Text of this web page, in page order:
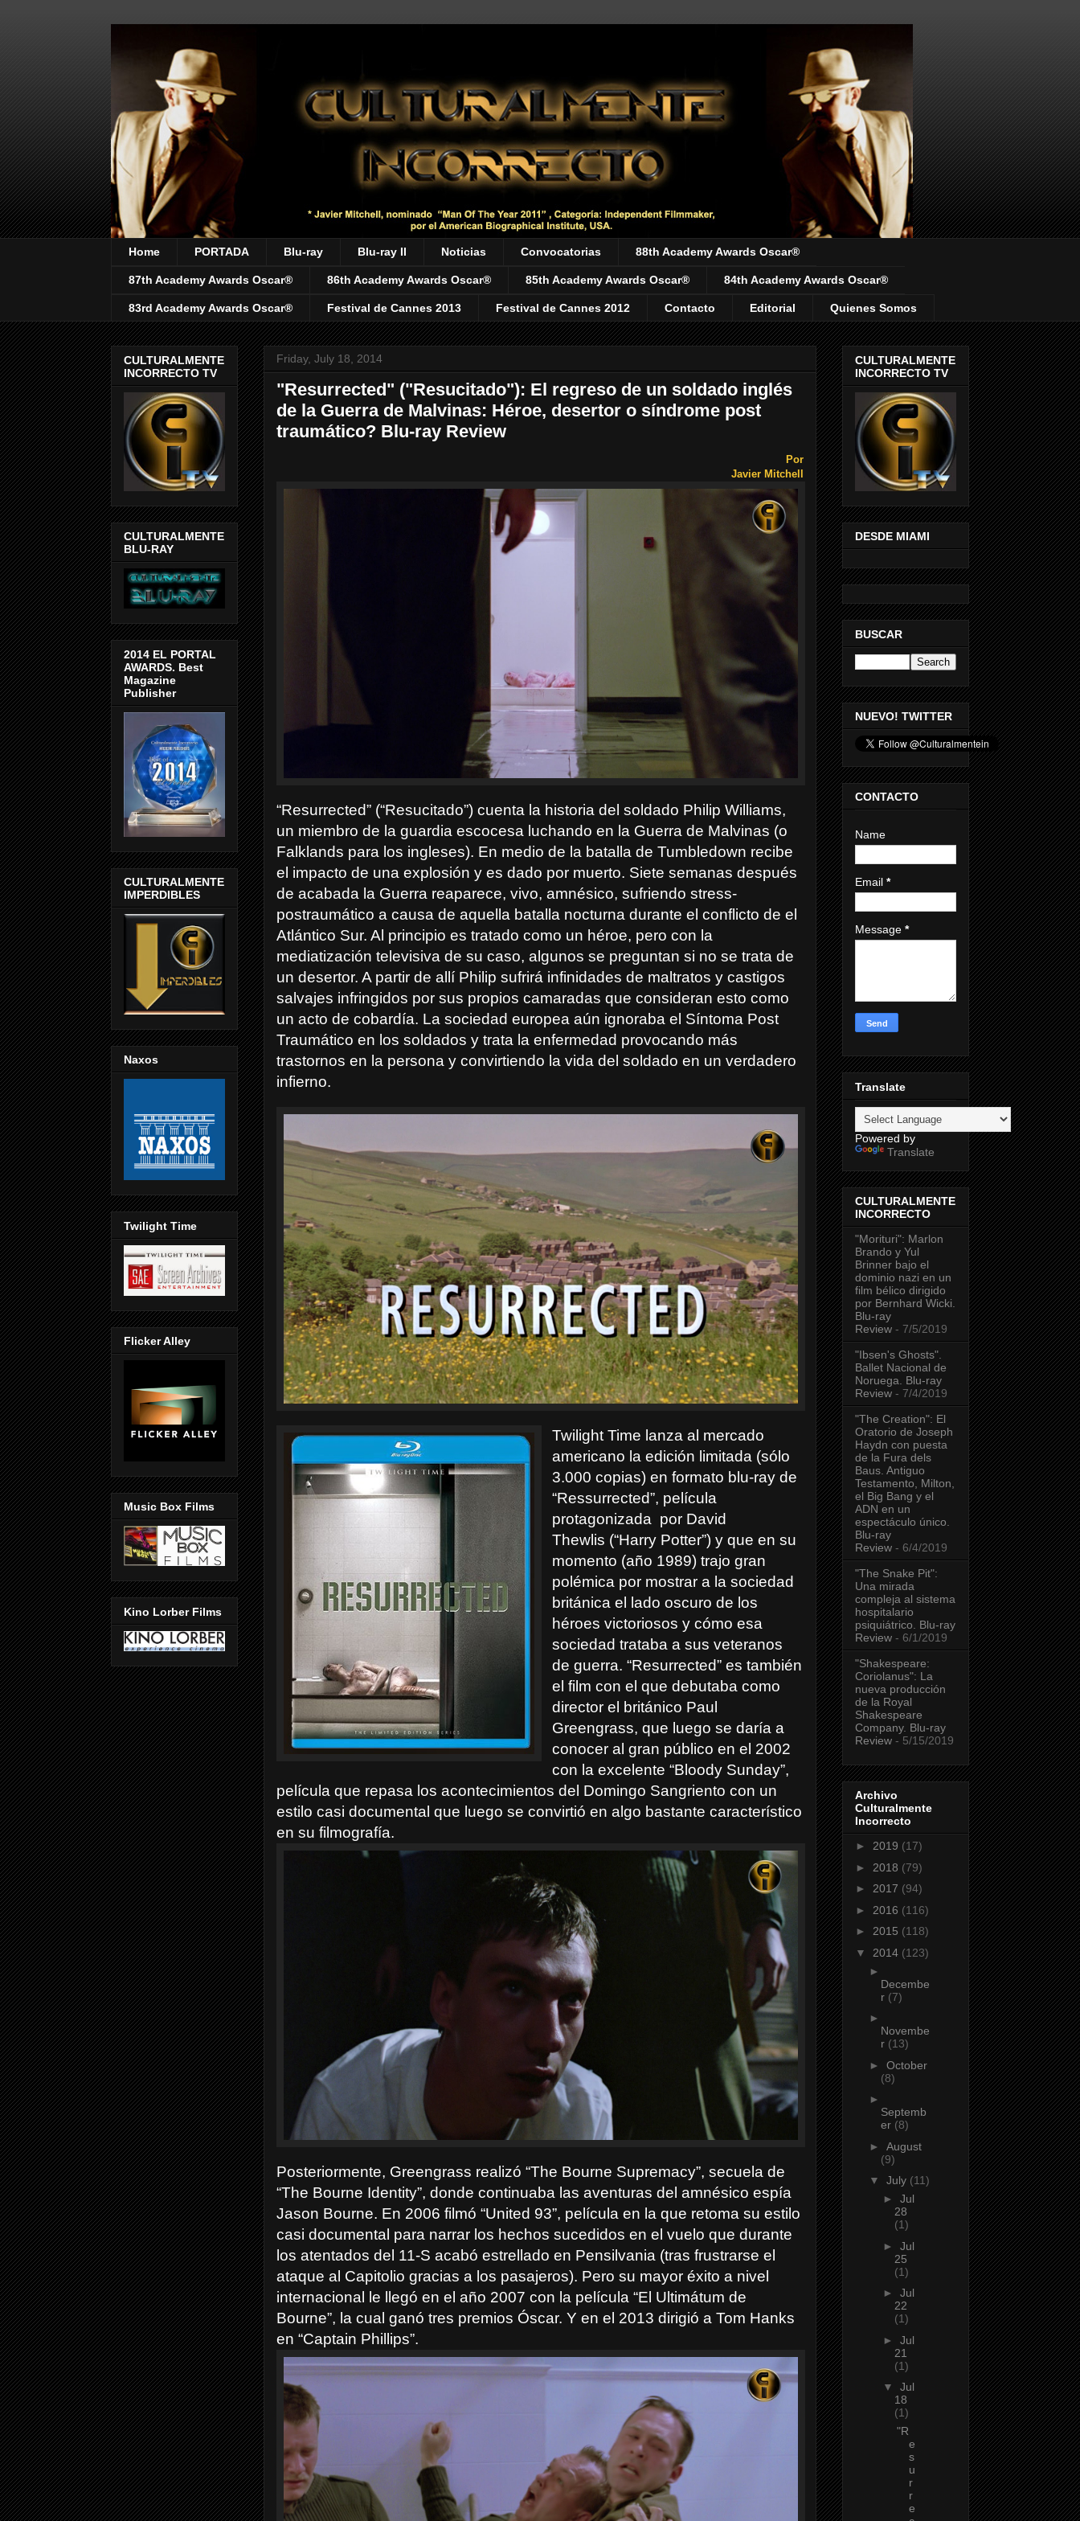
Home PORTADA Blu-ray Blu-ray II Noticias Convocatorias 88th Academy Awards Oscar®
87th Academy Awards Oscar® 86th Academy Awards Oscar® 85th Academy Awards Oscar® 84th Academy Awards Oscar®
83rd Academy Awards Oscar® Festival de Cannes 2013 Festival de Cannes 2012 Contacto Editorial Quienes Somos
Friday, July 18, 2014
"Resurrected" ("Resucitado"): El regreso de un soldado inglés
de la Guerra de Malvinas: Héroe, desertor o síndrome post
traumático? Blu-ray Review
Por
Javier Mitchell
“Resurrected” (“Resucitado”) cuenta la historia del soldado Philip Williams,
un miembro de la guardia escocesa luchando en la Guerra de Malvinas (o
Falklands para los ingleses). En medio de la batalla de Tumbledown recibe
el impacto de una explosión y es dado por muerto. Siete semanas después
de acabada la Guerra reaparece, vivo, amnésico, sufriendo stress-
postraumático a causa de aquella batalla nocturna durante el conflicto de el
Atlántico Sur. Al principio es tratado como un héroe, pero con la
mediatización televisiva de su caso, algunos se preguntan si no se trata de
un desertor. A partir de allí Philip sufrirá infinidades de maltratos y castigos
salvajes infringidos por sus propios camaradas que consideran esto como
un acto de cobardía. La sociedad europea aún ignoraba el Síntoma Post
Traumático en los soldados y trata la enfermedad provocando más
trastornos en la persona y convirtiendo la vida del soldado en un verdadero
infierno.
Twilight Time lanza al mercado
americano la edición limitada (sólo
3.000 copias) en formato blu-ray de
“Ressurrected”, película
protagonizada por David
Thewlis (“Harry Potter”) y que en su
momento (año 1989) trajo gran
polémica por mostrar a la sociedad
británica el lado oscuro de los
héroes victoriosos y cómo esa
sociedad trataba a sus veteranos
de guerra. “Resurrected” es también
el film con el que debutaba como
director el británico Paul
Greengrass, que luego se daría a
conocer al gran público en el 2002
con la excelente “Bloody Sunday”,
película que repasa los acontecimientos del Domingo Sangriento con un
estilo casi documental que luego se convirtió en algo bastante característico
en su filmografía.
Posteriormente, Greengrass realizó “The Bourne Supremacy”, secuela de
“The Bourne Identity”, donde continuaba las aventuras del amnésico espía
Jason Bourne. En 2006 filmó “United 93”, película en la que retoma su estilo
casi documental para narrar los hechos sucedidos en el vuelo que durante
los atentados del 11-S acabó estrellado en Pensilvania (tras frustrarse el
ataque al Capitolio gracias a los pasajeros). Pero su mayor éxito a nivel
internacional le llegó en el año 2007 con la película “El Ultimátum de
Bourne”, la cual ganó tres premios Óscar. Y en el 2013 dirigió a Tom Hanks
en “Captain Phillips”.
CULTURALMENTE
INCORRECTO TV
CULTURALMENTE
BLU-RAY
2014 EL PORTAL
AWARDS. Best
Magazine
Publisher
CULTURALMENTE
IMPERDIBLES
Naxos
Twilight Time
Flicker Alley
Music Box Films
Kino Lorber Films
CULTURALMENTE
INCORRECTO TV
DESDE MIAMI
BUSCAR
NUEVO! TWITTER
CONTACTO
Name
Email *
Message *
Translate
Powered by
Translate
CULTURALMENTE
INCORRECTO
"Morituri": Marlon
Brando y Yul
Brinner bajo el
dominio nazi en un
film bélico dirigido
por Bernhard Wicki.
Blu-ray
Review - 7/5/2019
"Ibsen's Ghosts".
Ballet Nacional de
Noruega. Blu-ray
Review - 7/4/2019
"The Creation": El
Oratorio de Joseph
Haydn con puesta
de la Fura dels
Baus. Antiguo
Testamento, Milton,
el Big Bang y el
ADN en un
espectáculo único.
Blu-ray
Review - 6/4/2019
"The Snake Pit":
Una mirada
compleja al sistema
hospitalario
psiquiátrico. Blu-ray
Review - 6/1/2019
"Shakespeare:
Coriolanus": La
nueva producción
de la Royal
Shakespeare
Company. Blu-ray
Review - 5/15/2019
Archivo
Culturalmente
Incorrecto
► 2019 (17)
► 2018 (79)
► 2017 (94)
► 2016 (116)
► 2015 (118)
▼ 2014 (123)
►
Decembe
r (7)
►
Novembe
r (13)
► October
(8)
►
Septemb
er (8)
► August
(9)
▼ July (11)
► Jul
28
(1)
► Jul
25
(1)
► Jul
22
(1)
► Jul
21
(1)
▼ Jul
18
(1)
"R
e
s
u
r
r
e